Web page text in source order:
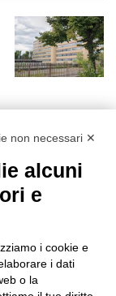
non necessari ✕
alcuni
e
i cookie e
i dati
o la